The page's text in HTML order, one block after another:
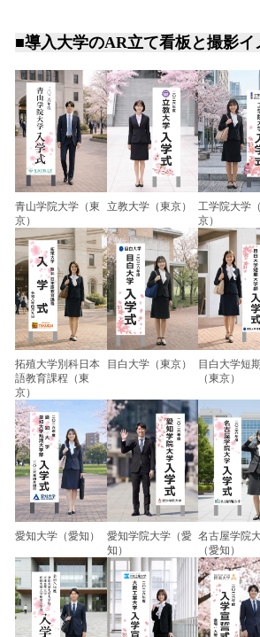
■導入大学のAR立て看板と撮影イ
青山学院大学（東
京）
立教大学（東京）
工学院大学
京）
拓殖大学別科日本
語教育課程（東
京）
目白大学（東京）
目白大学短
（東京）
愛知大学（愛知）
愛知学院大学（愛
知）
名古屋学院
（愛知）